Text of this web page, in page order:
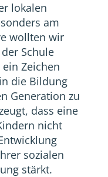
lokalen
am
wollten wir
Schule
Zeichen
die Bildung
Generation zu
dass eine
nicht
sozialen
stärkt.